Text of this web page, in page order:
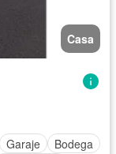
Casa
Garaje
Bodega